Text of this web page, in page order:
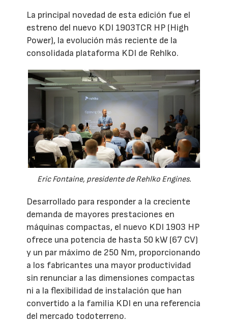
La principal novedad de esta edición fue el
estreno del nuevo KDI 1903TCR HP (High
Power), la evolución más reciente de la
consolidada plataforma KDI de Rehlko.
Eric Fontaine, presidente de Rehlko Engines.
Desarrollado para responder a la creciente
demanda de mayores prestaciones en
máquinas compactas, el nuevo KDI 1903 HP
ofrece una potencia de hasta 50 kW (67 CV)
y un par máximo de 250 Nm, proporcionando
a los fabricantes una mayor productividad
sin renunciar a las dimensiones compactas
ni a la flexibilidad de instalación que han
convertido a la familia KDI en una referencia
del mercado todoterreno.